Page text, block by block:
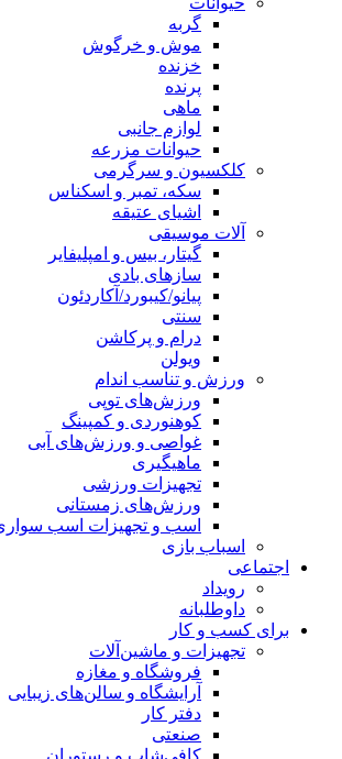
گربه
موش و خرگوش
خزنده
پرنده
ماهی
لوازم جانبی
حیوانات مزرعه
کلکسیون و سرگرمی
سکه، تمبر و اسکناس
اشیای عتیقه
آلات موسیقی
گیتار، بیس و امپلیفایر
سازهای بادی
پیانو/کیبورد/آکاردئون
سنتی
درام و پرکاشن
ویولن
ورزش و تناسب اندام
ورزش‌های توپی
کوهنوردی و کمپینگ
غواصی و ورزش‌های آبی
ماهیگیری
تجهیزات ورزشی
ورزش‌های زمستانی
اسب و تجهیزات اسب سواری
اسباب‌ بازی
اجتماعی
رویداد
داوطلبانه
برای کسب و کار
تجهیزات و ماشین‌آلات
فروشگاه و مغازه
آرایشگاه و سالن‌های زیبایی
دفتر کار
صنعتی